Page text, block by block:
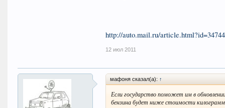
http://auto.mail.ru/article.html?id=34744
12 июл 2011
мафоня сказал(а): ↑
Если государство поможет им в
бензина будет ниже стоимости